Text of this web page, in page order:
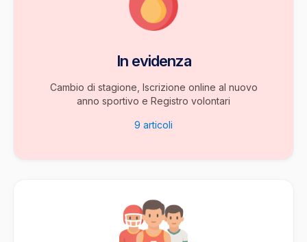
In evidenza
Cambio di stagione, Iscrizione online al nuovo
anno sportivo e Registro volontari
9 articoli